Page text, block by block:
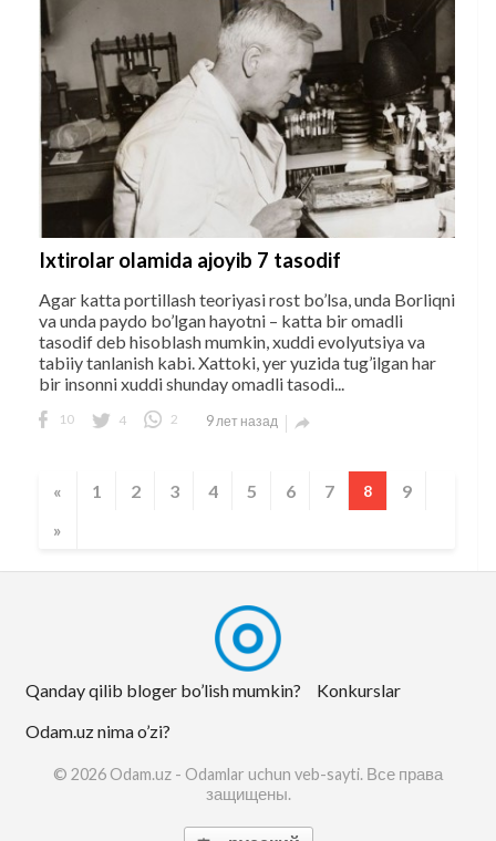
Ixtirolar olamida ajoyib 7 tasodif
Agar katta portillash teoriyasi rost bo’lsa, unda Borliqni
va unda paydo bo’lgan hayotni – katta bir omadli
tasodif deb hisoblash mumkin, xuddi evolyutsiya va
tabiiy tanlanish kabi. Xattoki, yer yuzida tug’ilgan har
bir insonni xuddi shunday omadli tasodi...
10 4 2 9 лет назад 
« 1 2 3 4 5 6 7 8
9
»
Qanday qilib bloger bo’lish mumkin?
Konkurslar
Odam.uz nima o’zi?
© 2026 Odam.uz - Odamlar uchun veb-sayti. Все права
защищены.